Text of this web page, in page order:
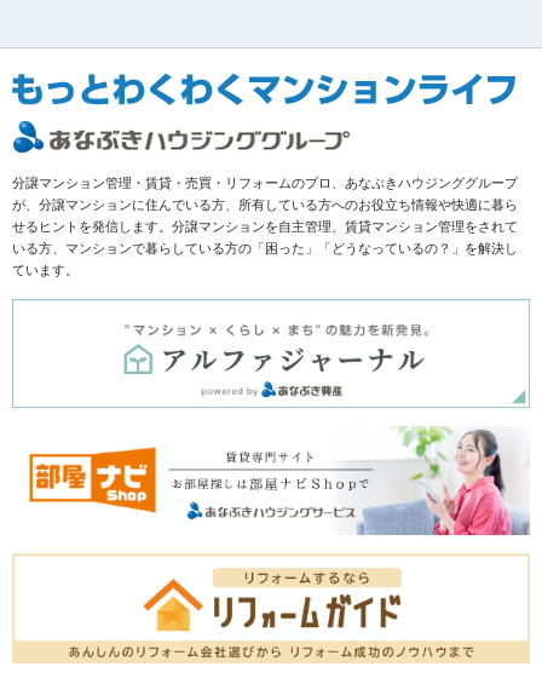
分譲マンション管理・賃貸・売買・リフォームのプロ、あなぶきハウジンググループ
が、分譲マンションに住んでいる方、所有している方へのお役立ち情報や快適に暮ら
せるヒントを発信します。分譲マンションを自主管理、賃貸マンション管理をされて
いる方、マンションで暮らしている方の「困った」「どうなっているの？」を解決し
ています。